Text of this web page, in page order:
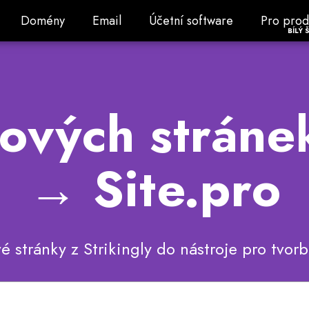
Domény
Domény Email
Email Účetní software
Účetní software Pro
Pro
BÍLÝ
→ Site.pro
stránky z Strikingly do nástroje pro